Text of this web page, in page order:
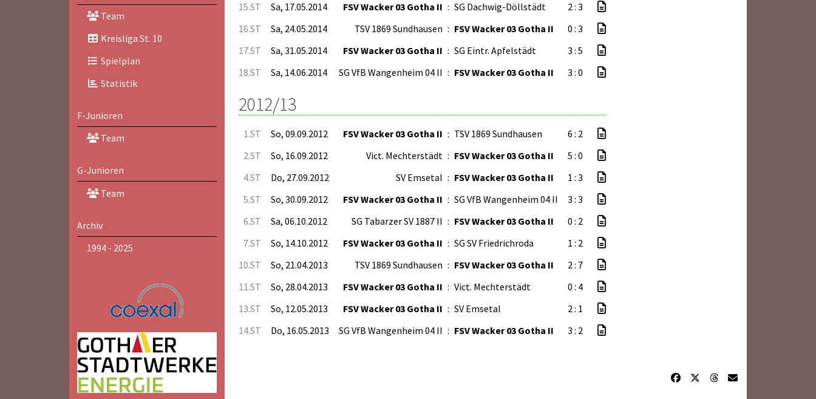
Team
Kreisliga St. 10
Spielplan
Statistik
F-Junioren
Team
G-Junioren
Team
Archiv
1994 - 2025
15.ST
Sa, 17.05.2014 FSV Wacker 03 Gotha II : SG Dachwig-Döllstädt
2 : 3
16.ST
Sa, 24.05.2014 TSV 1869 Sundhausen : FSV Wacker 03 Gotha II
0 : 3
17.ST
Sa, 31.05.2014 FSV Wacker 03 Gotha II : SG Eintr. Apfelstädt
3 : 5
18.ST
Sa, 14.06.2014 SG VfB Wangenheim 04 II : FSV Wacker 03 Gotha II 3 : 0
2012/13
1.ST So, 09.09.2012 FSV Wacker 03 Gotha II : TSV 1869 Sundhausen
6 : 2
2.ST
So, 16.09.2012 Vict. Mechterstädt : FSV Wacker 03 Gotha II
5 : 0
4.ST
Do, 27.09.2012 SV Emsetal : FSV Wacker 03 Gotha II
1 : 3
5.ST
So, 30.09.2012 FSV Wacker 03 Gotha II : SG VfB Wangenheim 04 II
3 : 3
6.ST
Sa, 06.10.2012 SG Tabarzer SV 1887 II : FSV Wacker 03 Gotha II
0 : 2
7.ST
So, 14.10.2012 FSV Wacker 03 Gotha II : SG SV Friedrichroda
1 : 2
10.ST
So, 21.04.2013 TSV 1869 Sundhausen : FSV Wacker 03 Gotha II
2 : 7
11.ST
So, 28.04.2013 FSV Wacker 03 Gotha II : Vict. Mechterstädt
0 : 4
13.ST
So, 12.05.2013 FSV Wacker 03 Gotha II : SV Emsetal
2 : 1
14.ST
Do, 16.05.2013 SG VfB Wangenheim 04 II : FSV Wacker 03 Gotha II 3 : 2